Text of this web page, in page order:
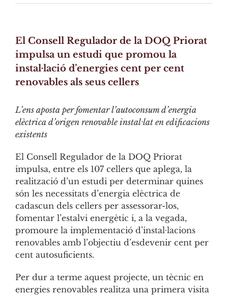
El Consell Regulador de la DOQ Priorat
impulsa un estudi que promou la
instal·lació d’energies cent per cent
renovables als seus cellers
L’ens aposta per fomentar l’autoconsum d’energia
elèctrica d’origen renovable instal·lat en edificacions
existents
El Consell Regulador de la DOQ Priorat
impulsa, entre els 107 cellers que aplega, la
realització d’un estudi per determinar quines
són les necessitats d’energia elèctrica de
cadascun dels cellers per assessorar-los,
fomentar l’estalvi energètic i, a la vegada,
promoure la implementació d’instal·lacions
renovables amb l’objectiu d’esdevenir cent per
cent autosuficients.
Per dur a terme aquest projecte, un tècnic en
energies renovables realitza una primera visita